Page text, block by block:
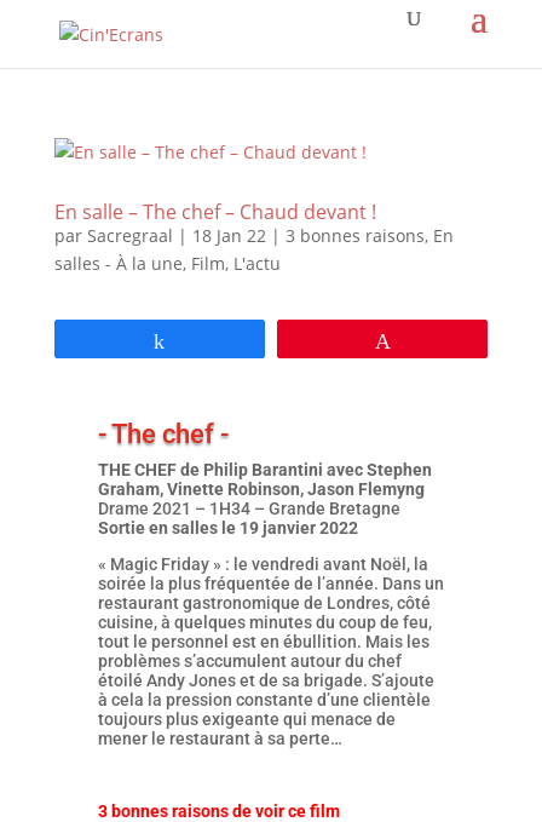
En salle – The chef – Chaud devant !
par Sacregraal | 18 Jan 22| 3 bonnes raisons, En
salles - À la une, Film, L'actu
- The chef -
THE CHEF de Philip Barantini avec Stephen
Graham, Vinette Robinson, Jason Flemyng
Drame 2021 – 1H34 – Grande Bretagne
Sortie en salles le 19 janvier 2022
« Magic Friday » : le vendredi avant Noël, la
soirée la plus fréquentée de l’année. Dans un
restaurant gastronomique de Londres, côté
cuisine, à quelques minutes du coup de feu,
tout le personnel est en ébullition. Mais les
problèmes s’accumulent autour du chef
étoilé Andy Jones et de sa brigade. S’ajoute
à cela la pression constante d’une clientèle
toujours plus exigeante qui menace de
mener le restaurant à sa perte…
3 bonnes raisons de voir ce film